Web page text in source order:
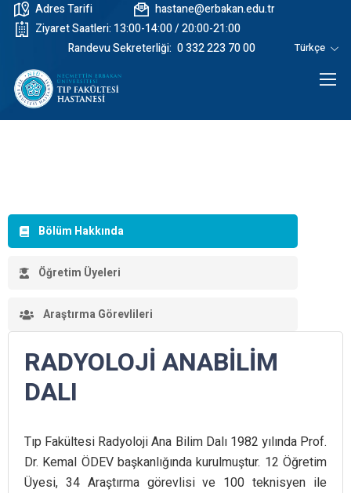
Adres Tarifi
hastane@erbakan.edu.tr
Ziyaret Saatleri: 13:00-14:00 / 20:00-21:00
Randevu Sekreterliği: 0 332 223 70 00 Türkçe
Bölüm Hakkında
Öğretim Üyeleri
Araştırma Görevlileri
RADYOLOJİ ANABİLİM
DALI
Tıp Fakültesi Radyoloji Ana Bilim Dalı 1982 yılında Prof.
Dr. Kemal ÖDEV başkanlığında kurulmuştur. 12 Öğretim
Üyesi, 34 Araştırma görevlisi ve 100 teknisyen ile